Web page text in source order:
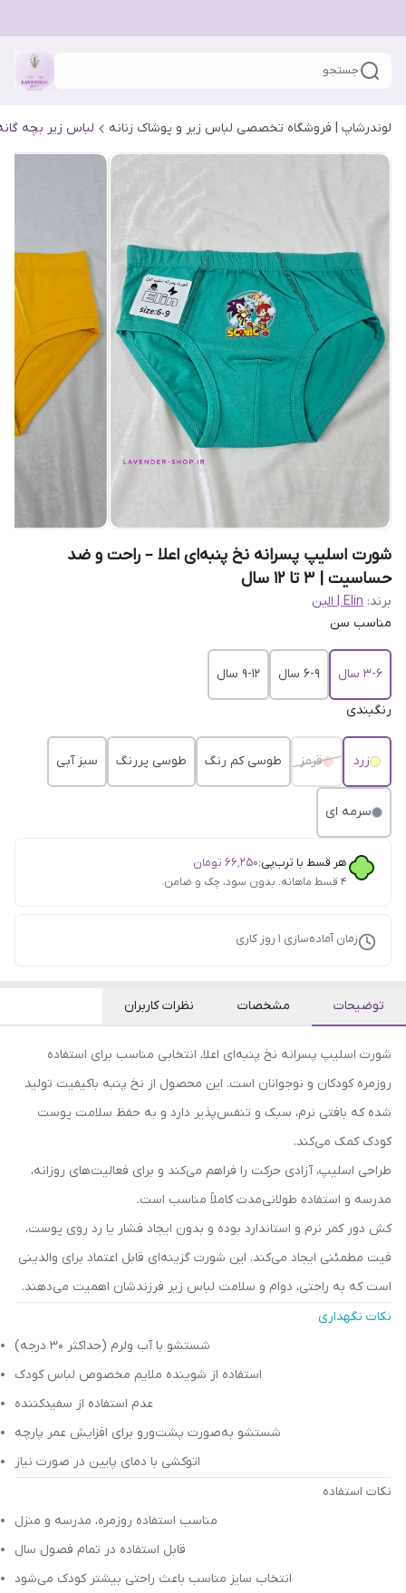
جستجو
لوندرشاپ | فروشگاه تخصصی لباس زیر و پوشاک زنانه لباس زیر بچه
شورت اسلیپ پسرانه نخ پنبه‌ای اعلا – راحت و ضد
حساسیت | 3 تا 12 سال
برند: Elin | الین
مناسب سن
3-6 سال 6-9 سال 9-12 سال
رنگبندی
زرد قرمز طوسی کم رنگ طوسی پررنگ سبز آبی
سرمه ای
هر قسط با ترب‌پی:۶۶٬۲۵۰ تومان
۴ قسط ماهانه. بدون سود، چک و ضامن.
زمان آماده‌سازی 1 روز کاری
توضیحات مشخصات نظرات کاربران
شورت اسلیپ پسرانه نخ پنبه‌ای اعلا، انتخابی مناسب برای استفاده
روزمره کودکان و نوجوانان است. این محصول از نخ پنبه باکیفیت تولید
شده که بافتی نرم، سبک و تنفس‌پذیر دارد و به حفظ سلامت پوست
کودک کمک می‌کند.
طراحی اسلیپ، آزادی حرکت را فراهم می‌کند و برای فعالیت‌های روزانه،
مدرسه و استفاده طولانی‌مدت کاملاً مناسب است.
کش دور کمر نرم و استاندارد بوده و بدون ایجاد فشار یا رد روی پوست،
فیت مطمئنی ایجاد می‌کند. این شورت گزینه‌ای قابل اعتماد برای والدینی
است که به راحتی، دوام و سلامت لباس زیر فرزندشان اهمیت می‌دهند.
نکات نگهداری
شستشو با آب ولرم (حداکثر ۳۰ درجه)
استفاده از شوینده ملایم مخصوص لباس کودک
عدم استفاده از سفیدکننده
شستشو به‌صورت پشت‌ورو برای افزایش عمر پارچه
اتوکشی با دمای پایین در صورت نیاز
نکات استفاده
مناسب استفاده روزمره، مدرسه و منزل
قابل استفاده در تمام فصول سال
انتخاب سایز مناسب باعث راحتی بیشتر کودک می‌شود